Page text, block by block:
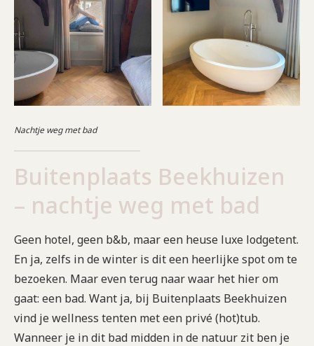
Nachtje weg met bad
Buitenplaats Beekhuizen
– nachtje weg met bad
Geen hotel, geen b&b, maar een heuse luxe lodgetent.
En ja, zelfs in de winter is dit een heerlijke spot om te
bezoeken. Maar even terug naar waar het hier om
gaat: een bad. Want ja, bij Buitenplaats Beekhuizen
vind je wellness tenten met een privé (hot)tub.
Wanneer je in dit bad midden in de natuur zit ben je